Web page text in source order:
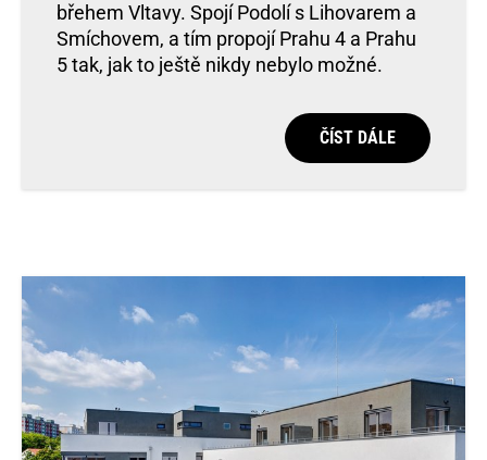
břehem Vltavy. Spojí Podolí s Lihovarem a
Smíchovem, a tím propojí Prahu 4 a Prahu
5 tak, jak to ještě nikdy nebylo možné.
ČÍST DÁLE